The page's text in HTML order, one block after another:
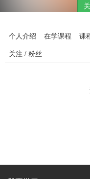
个人介绍 在学课程 课
关注 / 粉丝